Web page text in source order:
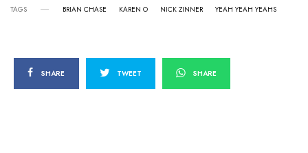
TAGS BRIAN CHASE KAREN O NICK ZINNER YEAH YEAH YEAHS
SHARE TWEET SHARE